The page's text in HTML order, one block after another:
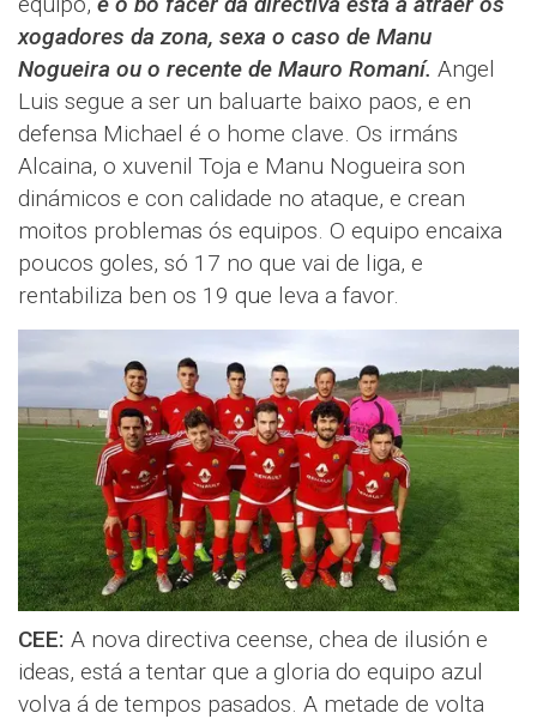
xogadores da zona, sexa o caso de Manu
Nogueira ou o recente de Mauro Romaní. Angel
Luis segue a ser un baluarte baixo paos, e en
defensa Michael é o home clave. Os irmáns
Alcaina, o xuvenil Toja e Manu Nogueira son
dinámicos e con calidade no ataque, e crean
moitos problemas ós equipos. O equipo encaixa
poucos goles, só 17 no que vai de liga, e
rentabiliza ben os 19 que leva a favor.
CEE: A nova directiva ceense, chea de ilusión e
ideas, está a tentar que a gloria do equipo azul
volva á de tempos pasados. A metade de volta